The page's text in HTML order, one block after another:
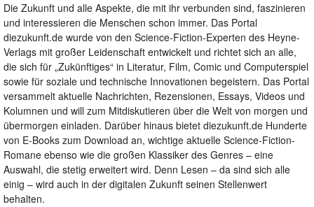
Die Zukunft und alle Aspekte, die mit ihr verbunden sind, faszinieren
und interessieren die Menschen schon immer. Das Portal
diezukunft.de wurde von den Science-Fiction-Experten des Heyne-
Verlags mit großer Leidenschaft entwickelt und richtet sich an alle,
die sich für „Zukünftiges“ in Literatur, Film, Comic und Computerspiel
sowie für soziale und technische Innovationen begeistern. Das Portal
versammelt aktuelle Nachrichten, Rezensionen, Essays, Videos und
Kolumnen und will zum Mitdiskutieren über die Welt von morgen und
übermorgen einladen. Darüber hinaus bietet diezukunft.de Hunderte
von E-Books zum Download an, wichtige aktuelle Science-Fiction-
Romane ebenso wie die großen Klassiker des Genres – eine
Auswahl, die stetig erweitert wird. Denn Lesen – da sind sich alle
einig – wird auch in der digitalen Zukunft seinen Stellenwert
behalten.